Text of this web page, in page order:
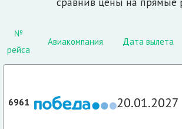
№
рейса
Авиакомпания Дата вылета
6961 20.01.2027